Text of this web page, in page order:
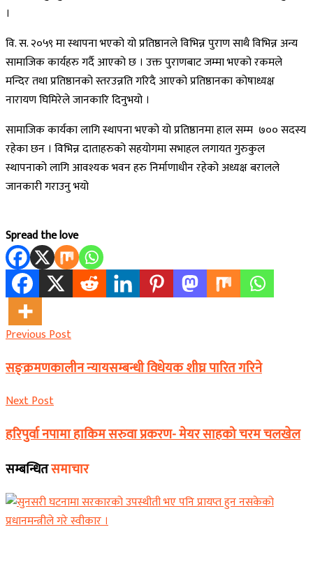
।
वि. स. २०५९ मा स्थापना भएको यो प्रतिष्ठानले विभिन्न पुराण साथै विभिन्न अन्य
सामाजिक कार्यहरु गर्दै आएको छ । उक्त पुराणबाट जम्मा भएको रकमले
मन्दिर तथा प्रतिष्ठानको स्तरउन्नति गरिदै आएको प्रतिष्ठानका कोषाध्यक्ष
नारायण घिमिरेले जानकारि दिनुभयो ।
सामाजिक कार्यका लागि स्थापना भएको यो प्रतिष्ठानमा हाल सम्म ७०० सदस्य
रहेका छन । विभिन्न दाताहरुको सहयोगमा सभाहल लगायत गुरुकुल
स्थापनाको लागि आवश्यक भवन हरु निर्माणाधीन रहेको अध्यक्ष बरालले
जानकारी गराउनु भयो
Spread the love
Previous Post
सङ्क्रमणकालीन न्यायसम्बन्धी विधेयक शीघ्र पारित गरिने
Next Post
हरिपुर्वा नपामा हाकिम सरुवा प्रकरण- मेयर साहको चरम चलखेल
सम्बन्धितसमाचार